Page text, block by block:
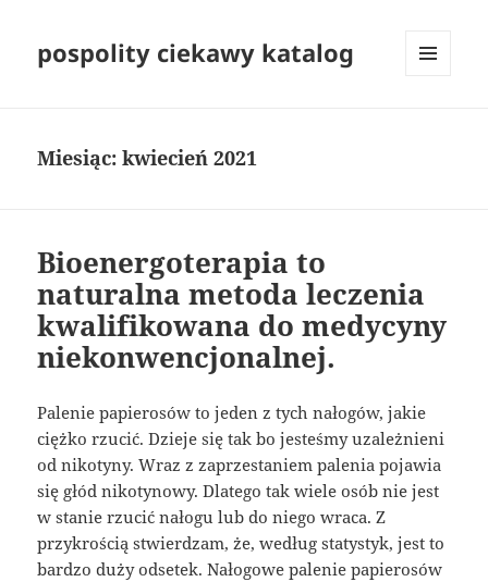
pospolity ciekawy katalog
Miesiąc:kwiecień 2021
Bioenergoterapia to
naturalna metoda leczenia
kwalifikowana do medycyny
niekonwencjonalnej.
Palenie papierosów to jeden z tych nałogów, jakie
ciężko rzucić. Dzieje się tak bo jesteśmy uzależnieni
od nikotyny. Wraz z zaprzestaniem palenia pojawia
się głód nikotynowy. Dlatego tak wiele osób nie jest
w stanie rzucić nałogu lub do niego wraca. Z
przykrością stwierdzam, że, według statystyk, jest to
bardzo duży odsetek. Nałogowe palenie papierosów